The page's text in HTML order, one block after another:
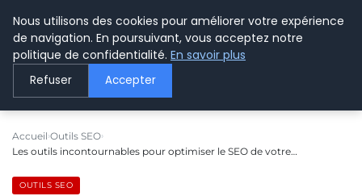
LE WEBMARKETING
Accueil Outils SEO
Les outils incontournables pour optimiser le SEO de votre…
OUTILS SEO
Nous utilisons des cookies pour améliorer votre expérience
de navigation. En poursuivant, vous acceptez notre
politique de confidentialité. En savoir plus
Refuser Accepter